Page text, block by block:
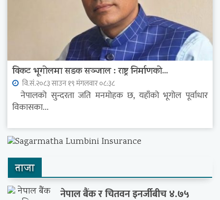
विकट भूगोलमा सडक सञ्जाल : राष्ट्र निर्माणको...
वि.सं.२०८३ साउन १९ मंगलवार ०८:३८
नेपालको सुन्दरता जति मनमोहक छ, यहाँको भूगोल पूर्वाधार
विकासका...
ताजा
नेपाल बैंक र चितवन इनर्जीबीच ४.७५